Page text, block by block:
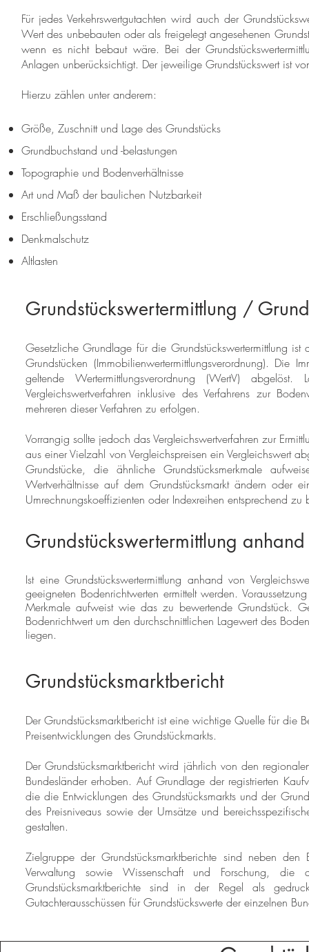
Für jedes Verkehrswertgutachten wird auch der
Wert des unbebauten oder als freigelegt angesehenen
wenn es nicht bebaut wäre. Bei der
Anlagen unberücksichtigt. Der jeweilige Grundstückswert ist
Hierzu zählen unter anderem:
Größe, Zuschnitt und Lage des Grundstücks
Grundbuchstand und -belastungen
Topographie und Bodenverhältnisse
Art und Maß der baulichen Nutzbarkeit
Erschließungsstand
Denkmalschutz
Altlasten
Grundstückswertermittlung /
Gesetzliche Grundlage für die Grundstückswertermittlung
Grundstücken (Immobilienwertermittlungsverordnung).
geltende Wertermittlungsverordnung (WertV)
Vergleichswertverfahren inklusive des Verfahrens zur
mehreren dieser Verfahren zu erfolgen.
Vorrangig sollte jedoch das Vergleichswertverfahren zur
aus einer Vielzahl von Vergleichspreisen ein Vergleichswert
Grundstücke, die ähnliche Grundstücksmerkmale
Wertverhältnisse auf dem Grundstücksmarkt ändern oder
Umrechnungskoeffizienten oder Indexreihen entsprechend zu
Grundstückswertermittlung
Ist eine Grundstückswertermittlung anhand von
geeigneten Bodenrichtwerten ermittelt werden.
Merkmale aufweist wie das zu bewertende Grundstück.
Bodenrichtwert um den durchschnittlichen Lagewert des
liegen.
Grundstücksmarktbericht
Der Grundstücksmarktbericht ist eine wichtige Quelle für
Preisentwicklungen des Grundstückmarkts.
Der Grundstücksmarktbericht wird jährlich von den
Bundesländer erhoben. Auf Grundlage der registrierten
die die Entwicklungen des Grundstücksmarkts und der
des Preisniveaus sowie der Umsätze und
gestalten.
Zielgruppe der Grundstücksmarktberichte sind neben
Verwaltung sowie Wissenschaft und Forschung, die
Grundstücksmarktberichte sind in der Regel als
Gutachterausschüssen für Grundstückswerte der einzelnen